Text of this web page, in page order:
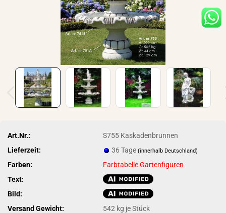
Art.Nr.:
S755 Kaskadenbrunnen
Lieferzeit:
36 Tage(innerhalb Deutschland)
Farben:
Farbtabelle Gartenfiguren
Text:
Bild:
Versand Gewicht:
542 kg je Stück